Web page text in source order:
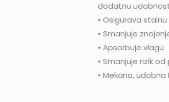
dodatnu
• Osigurava
• Smanjuje
• Apsorbuje vlagu
• Smanjuje rizik
• Mekana,